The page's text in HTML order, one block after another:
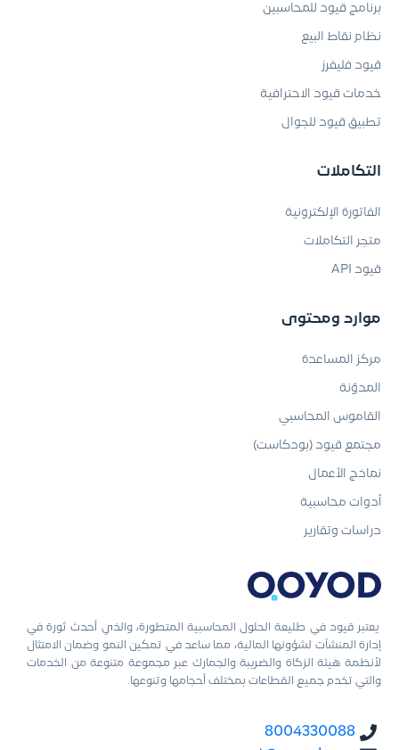
يعتبر قيود في طليعة الحلول المحاسبية المتطورة، والذي أحدث ثورة في
إدارة المنشآت لشؤونها المالية، مما ساعد في تمكين النمو وضمان الامتثال
لأنظمة هيئة الزكاة والضريبة والجمارك عبر مجموعة متنوعة من الخدمات
والتي تخدم جميع القطاعات بمختلف أحجامها وتنوعها.
8004330088
برنامج قيود للمحاسبين
نظام نقاط البيع
قيود فليفرز
خدمات قيود الاحترافية
تطبيق قيود للجوال
التكاملات
الفاتورة الإلكترونية
متجر التكاملات
قيود API
موارد ومحتوى
مركز المساعدة
المدوّنة
القاموس المحاسبي
مجتمع قيود (بودكاست)
نماذج الأعمال
أدوات محاسبية
دراسات وتقارير